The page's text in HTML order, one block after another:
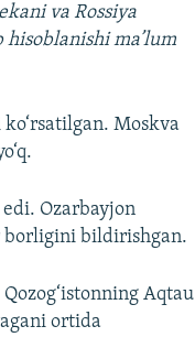
va Rossiya
hisoblanishi ma’lum
Moskva
edi. Ozarbayjon
borligini bildirishgan.
Aqtau
ortida